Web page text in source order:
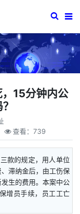
15分钟内公
查看： 739
款的规定，用人单位
滞纳金后，由工伤保
生的费用。本案中公
增员手续，员工工亡